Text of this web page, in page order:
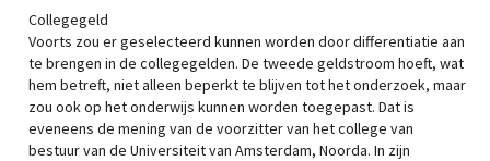
Collegegeld
Voorts zou er geselecteerd kunnen worden door differentiatie aan
te brengen in de collegegelden. De tweede geldstroom hoeft, wat
hem betreft, niet alleen beperkt te blijven tot het onderzoek, maar
zou ook op het onderwijs kunnen worden toegepast. Dat is
eveneens de mening van de voorzitter van het college van
bestuur van de Universiteit van Amsterdam, Noorda. In zijn